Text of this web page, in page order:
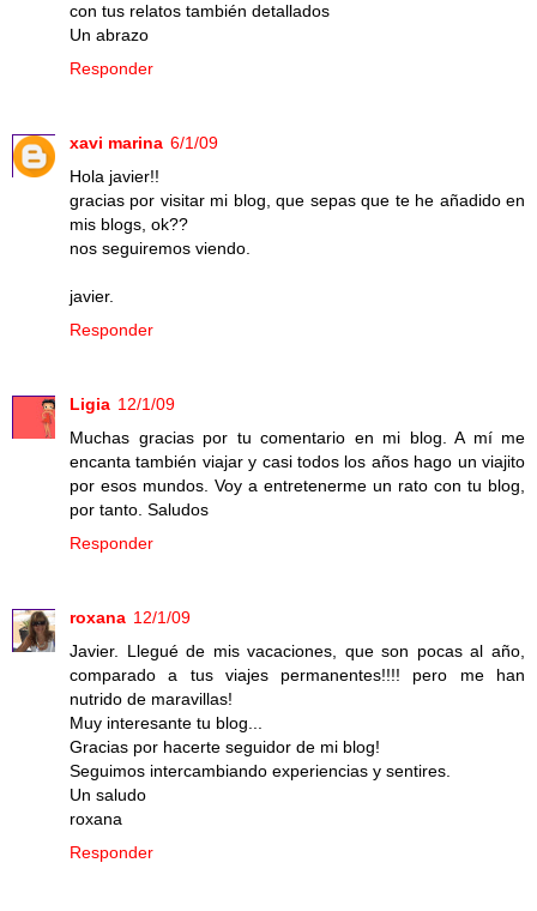
con tus relatos también detallados
Un abrazo
Responder
xavi marina 6/1/09
Hola javier!!
gracias por visitar mi blog, que sepas que te he añadido en
mis blogs, ok??
nos seguiremos viendo.
javier.
Responder
Ligia 12/1/09
Muchas gracias por tu comentario en mi blog. A mí me
encanta también viajar y casi todos los años hago un viajito
por esos mundos. Voy a entretenerme un rato con tu blog,
por tanto. Saludos
Responder
roxana 12/1/09
Javier. Llegué de mis vacaciones, que son pocas al año,
comparado a tus viajes permanentes!!!! pero me han
nutrido de maravillas!
Muy interesante tu blog...
Gracias por hacerte seguidor de mi blog!
Seguimos intercambiando experiencias y sentires.
Un saludo
roxana
Responder